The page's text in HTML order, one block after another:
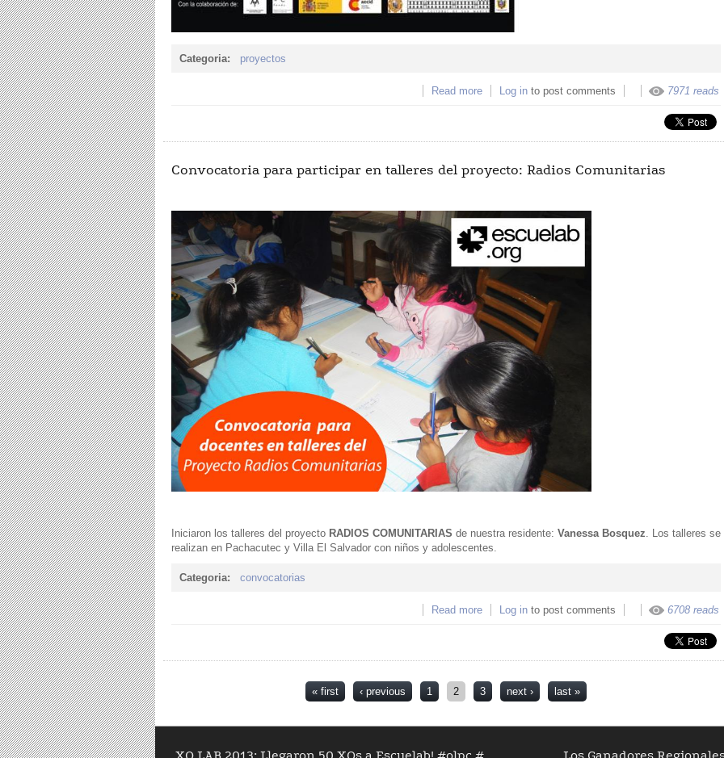
Categoria: proyectos
Read more about Proyecto de residencia de Vanessa
Log in to post comments 7971 reads
Convocatoria para participar en talleres del proyecto: Radios Comunitarias
Iniciaron los talleres del proyecto RADIOS COMUNITARIAS de nuestra residente: Vanessa Bosquez. Los talleres se
realizan en Pachacutec y Villa El Salvador con niños y adolescentes.
Categoria: convocatorias
Read more about Convocatoria para participar en talleres
Log in to post comments 6708 reads
« first ‹ previous 1 2 3 next › last »